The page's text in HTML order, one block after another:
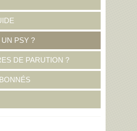
PSY ?
DE PARUTION ?